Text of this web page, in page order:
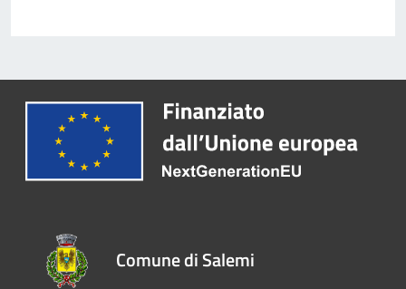
Comune di Salemi